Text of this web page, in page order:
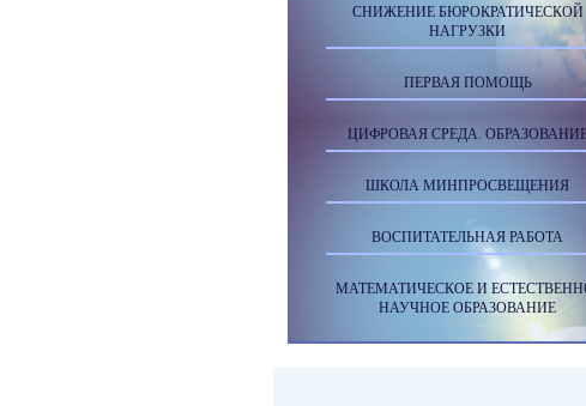
СНИЖЕНИЕ БЮРОКРАТИЧЕСКОЙ
НАГРУЗКИ
ПЕРВАЯ ПОМОЩЬ
ЦИФРОВАЯ СРЕДА.
ШКОЛА МИНПРОСВЕЩЕНИЯ
ВОСПИТАТЕЛЬНАЯ РАБОТА
МАТЕМАТИЧЕСКОЕ И
НАУЧНОЕ ОБРАЗОВАНИЕ